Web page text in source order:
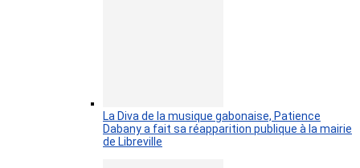
La Diva de la musique gabonaise, Patience
Dabany a fait sa réapparition publique à la mairie
de Libreville